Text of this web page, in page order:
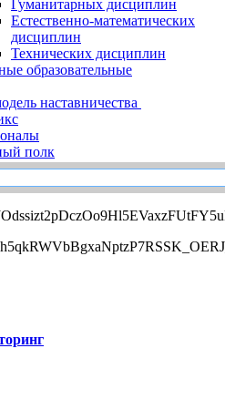
Гуманитарных дисциплин
Естественно-математических
дисциплин
Технических дисциплин
образовательные
наставничества
полк